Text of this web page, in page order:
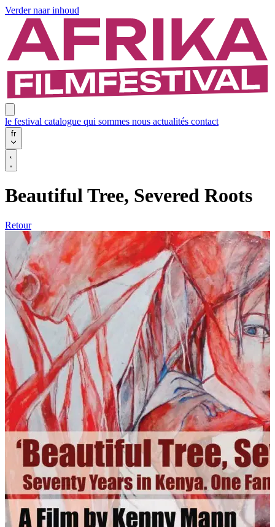
Verder naar inhoud
le festival catalogue qui sommes nous actualités contact
fr
Beautiful Tree, Severed Roots
Retour